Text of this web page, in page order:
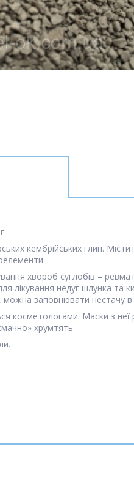
кембрійських глин.
хвороб суглобів –
лікування недуг шлунка
заповнювати нестачу в
косметологами. Маски з
хрумтять.